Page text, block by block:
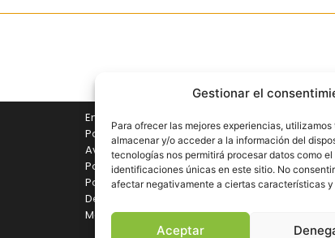
Gestionar el
Para ofrecer las mejores experiencias,
almacenar y/o acceder a la información del
tecnologías nos permitirá procesar datos como
identificaciones únicas en este sitio. No
afectar negativamente a ciertas características
Aceptar
Envíos y Devoluciones
Pago seguro
Aviso legal
Política de cookies
Política de privacidad
Declaración de accesibilidad
Mapa del sitio